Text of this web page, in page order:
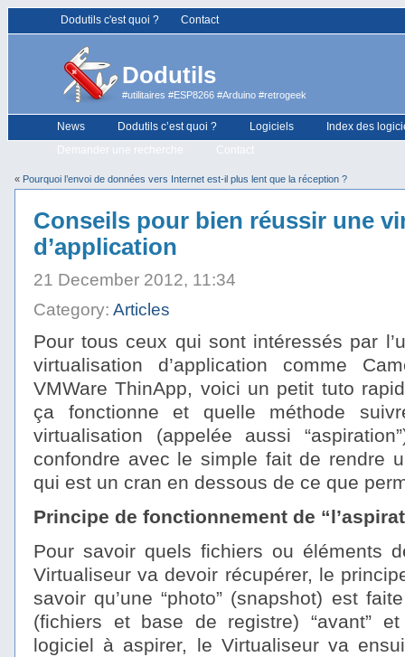
Dodutils c'est quoi ? Contact
Dodutils
#utilitaires #ESP8266 #Arduino #retrogeek
News Dodutils c’est quoi ? Logiciels
Index des
Demander une recherche
Contact
« Pourquoi l’envoi de données vers Internet est-il plus lent que la réception ?
Conseils pour bien réussir une
d’application
21 December 2012, 11:34
Category: Articles
Pour tous ceux qui sont intéressés par
virtualisation d’application comme
VMWare ThinApp, voici un petit tuto
ça fonctionne et quelle méthode
virtualisation (appelée aussi
confondre avec le simple fait de rendre
qui est un cran en dessous de ce que
Principe de fonctionnement de
Pour savoir quels fichiers ou éléments
Virtualiseur va devoir récupérer, le
savoir qu’une “photo” (snapshot) est
(fichiers et base de registre) “avant” et
logiciel à aspirer, le Virtualiseur va